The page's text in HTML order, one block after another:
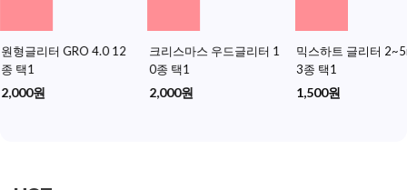
원형글리터 GRO 4.0 12
종 택1
2,000원
크리스마스 우드글리터 1
0종 택1
2,000원
믹스하트 글리터
3종 택1
1,500원